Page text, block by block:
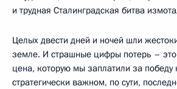
и трудная Сталинградская битва
Целых двести дней и ночей шли
земле. И страшные цифры потерь – это
цена, которую мы заплатили за победу
стратегически важном, по сути,